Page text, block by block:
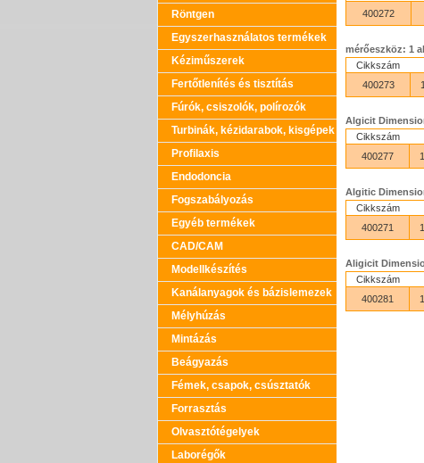
Röntgen
Egyszerhasználatos termékek
Kéziműszerek
Fertőtlenítés és tisztítás
Fúrók, csiszolók, polírozók
Turbinák, kézidarabok, kisgépek
Profilaxis
Endodoncia
Fogszabályozás
Egyéb termékek
CAD/CAM
Modellkészítés
Kanálanyagok és bázislemezek
Mélyhúzás
Mintázás
Beágyazás
Fémek, csapok, csúsztatók
Forrasztás
Olvasztótégelyek
Laborégők
400272
mérőeszköz: 1
Cikkszám
400273
Algicit
Cikkszám
400277
Algitic
Cikkszám
400271
Aligicit
Cikkszám
400281